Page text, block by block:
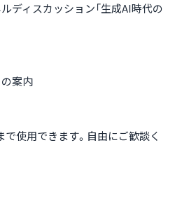
ディスカッション「生成AI時代の
案内
で使用できます。自由にご歓談く